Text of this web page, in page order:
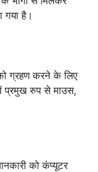
गया है।
को ग्रहण करने के लिए
प्रमुख रुप से माउस,
को कंप्यूटर